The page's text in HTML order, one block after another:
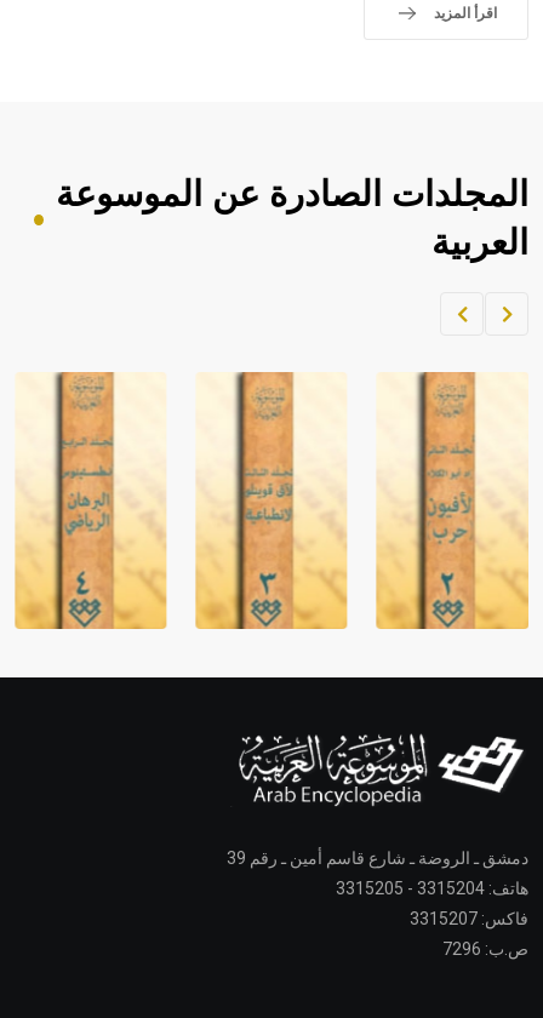
اقرأ المزيد
المجلدات الصادرة عن الموسوعة
العربية
دمشق ـ الروضة ـ شارع قاسم أمين ـ رقم 39
هاتف: 3315204 - 3315205
فاكس: 3315207
ص.ب: 7296